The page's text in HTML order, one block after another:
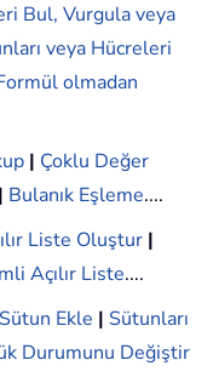
Bul, Vurgula veya
veya Hücreleri
olmadan
| Çoklu Değer
| Bulanık Eşleme....
Liste Oluştur |
Açılır Liste....
Ekle | Sütunları
Durumunu Değiştir